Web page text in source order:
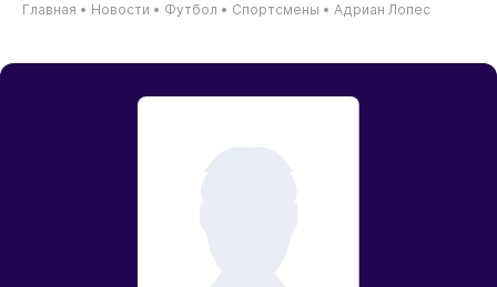
Главная • Новости • Футбол • Спортсмены • Адриан Лопес